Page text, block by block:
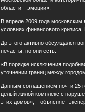
области – эмоции».
В апреле 2009 года
условиях финансового
До этого активно обсуждался
нечасты, но они есть.
«В порядке исключения
уточнении границ между
Данным соглашением почти 25
целый жилой комплекс с
этих домов», – объясняет